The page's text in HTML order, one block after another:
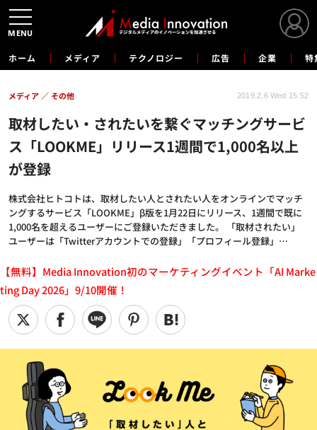
ホーム メディア テクノロジー 広告 企業 特
取材したい・されたいを繋ぐマッチングサービ
ス「LOOKME」リリース1週間で1,000名以上
が登録
株式会社ヒトコトは、取材したい人とされたい人をオンラインでマッチ
ングするサービス「LOOKME」β版を1月22日にリリース、1週間で既に
1,000名を超えるユーザーにご登録いただきました。 「取材されたい」
ユーザーは「Twitterアカウントでの登録」「プロフィール登録」…
メディア その他 2019.2.6 Wed 15:52
【無料】Media Innovation初のマーケティングイベント「AI Marke
ting Day 2026」9/10開催！
MENU